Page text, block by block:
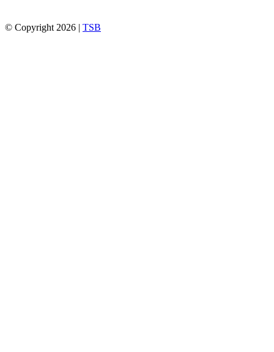
© Copyright 2026 | TSB